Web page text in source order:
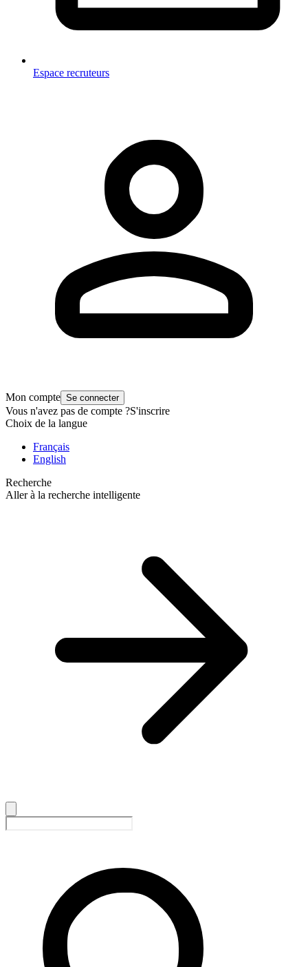
Espace recruteurs
Mon compte Se connecter
Vous n'avez pas de compte ?S'inscrire
Choix de la langue
Français
English
Recherche
Aller à la recherche intelligente